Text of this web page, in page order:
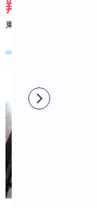
翔和神田ビ
東京都千代田区神田東